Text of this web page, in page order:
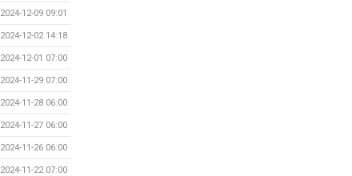
2024-12-09 09:01
2024-12-02 14:18
2024-12-01 07:00
2024-11-29 07:00
2024-11-28 06:00
2024-11-27 06:00
2024-11-26 06:00
2024-11-22 07:00